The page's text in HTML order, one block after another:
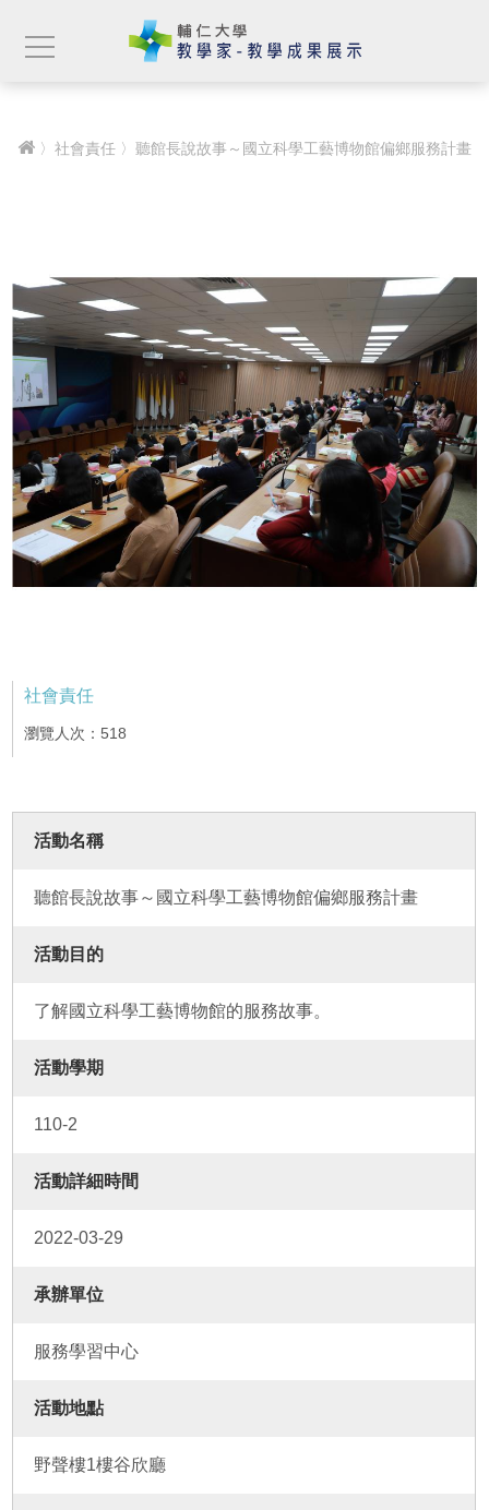
〉 社會責任 〉聽館長說故事～國立科學工藝博物館偏鄉服務計畫
社會責任
瀏覽人次：518
活動名稱
聽館長說故事～國立科學工藝博物館偏鄉服務計畫
活動目的
了解國立科學工藝博物館的服務故事。
活動學期
110-2
活動詳細時間
2022-03-29
承辦單位
服務學習中心
活動地點
野聲樓1樓谷欣廳